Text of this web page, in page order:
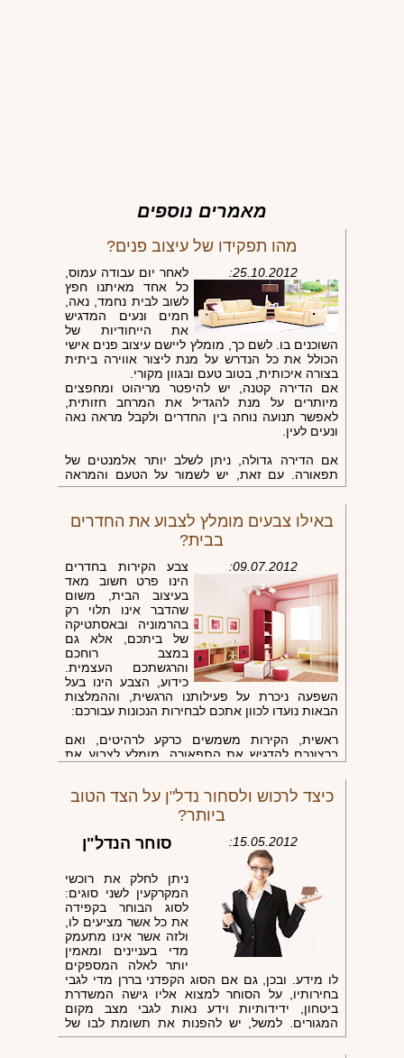
מאמרים נוספים
מהו תפקידו של עיצוב פנים?
25.10.2012:
לאחר יום עבודה עמוס,
כל אחד מאיתנו חפץ
לשוב לבית נחמד, נאה,
חמים ונעים המדגיש
את הייחודיות של
השוכנים בו. לשם כך, מומלץ ליישם עיצוב פנים אישי
הכולל את כל הנדרש על מנת ליצור אווירה ביתית
בצורה איכותית, בטוב טעם ובגוון מקורי.
אם הדירה קטנה, יש להיפטר מריהוט ומחפצים
מיותרים על מנת להגדיל את המרחב חזותית,
לאפשר תנועה נוחה בין החדרים ולקבל מראה נאה
ונעים לעין.
אם הדירה גדולה, ניתן לשלב יותר אלמנטים של
תפאורה. עם זאת, יש לשמור על הטעם והמראה
המעודן. אין זה מומלץ לגוון בסגנונות שונים, אם
לשמור על קו עיצובי אחיד על מנת ליצור אווירת
באילו צבעים מומלץ לצבוע את החדרים
בבית?
09.07.2012:
צבע הקירות בחדרים
הינו פרט חשוב מאד
בעיצוב הבית, משום
שהדבר אינו תלוי רק
בהרמוניה ובאסתטיקה
של ביתכם, אלא גם
במצב רוחכם
והרגשתכם העצמית.
כידוע, הצבע הינו בעל
השפעה ניכרת על פעילותנו הרגשית, וההמלצות
הבאות נועדו לכוון אתכם לבחירות הנכונות עבורכם:
ראשית, הקירות משמשים כרקע לרהיטים, ואם
ברצונכם להדגיש את התפאורה, מומלץ לצבוע את
שנית, בחרו את צבע הקירות לפי מיקום החדר. ניתן
להשתמש בגוונים קרים אך עשירים יותר, כגון:
לעומת זאת, עבור החדר הפונה לכוון מערב, בחרו
צבעים חמים ובהירים, כגון: צהוב, �
כיצד לרכוש ולסחור נדל"ן על הצד הטוב
ביותר?
15.05.2012: סוחר הנדל"ן
ניתן לחלק את רוכשי
המקרקעין לשני סוגים:
לסוג הבוחר בקפידה
את כל אשר מציעים לו,
ולזה אשר אינו מתעמק
מדי בעניינים ומאמין
יותר לאלה המספקים
לו מידע. ובכן, גם אם הסוג הקפדני בררן מדי לגבי
בחירותיו, על הסוחר למצוא אליו גישה המשדרת
ביטחון, ידידותיות וידע נאות לגבי מצב מקום
המגורים. למשל, יש להפנות את תשומת לבו של
הרוכש אל הקירות הישרים והתקרות הגבוהות.